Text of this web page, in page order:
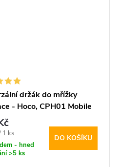
držák do mřížky
- Hoco, CPH01 Mobile
1 ks
- hned
>5 ks
DO KOŠÍKU